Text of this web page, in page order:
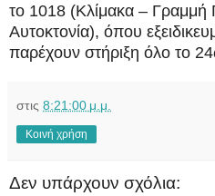
το 1018 (Κλίμακα – Γραμμή
Αυτοκτονία), όπου
παρέχουν στήριξη όλο το
στις 8:21:00 μ.μ.
Κοινή χρήση
Δεν υπάρχουν σχόλια: